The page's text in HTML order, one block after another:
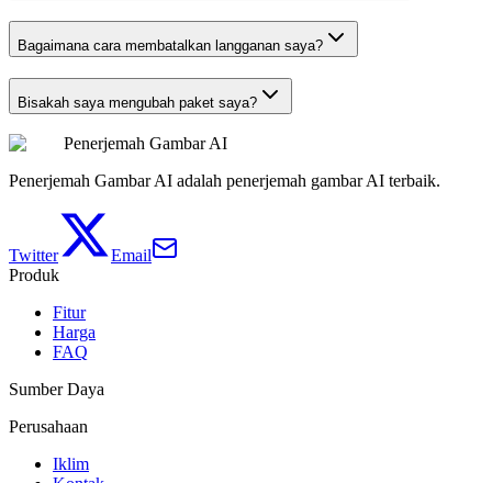
Bagaimana cara membatalkan langganan saya?
Bisakah saya mengubah paket saya?
Penerjemah Gambar AI
Penerjemah Gambar AI adalah penerjemah gambar AI terbaik.
Twitter
Email
Produk
Fitur
Harga
FAQ
Sumber Daya
Perusahaan
Iklim